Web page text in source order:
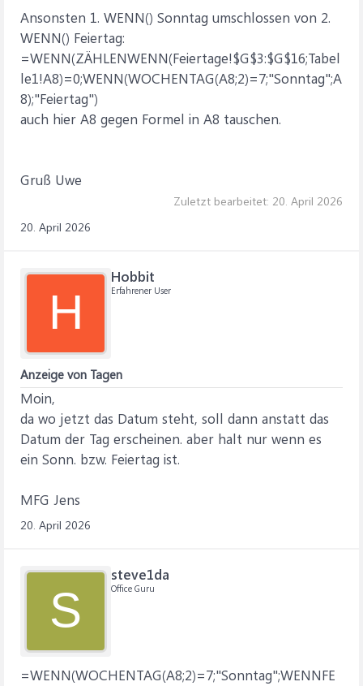
Ansonsten 1. WENN() Sonntag umschlossen von 2.
WENN() Feiertag:
=WENN(ZÄHLENWENN(Feiertage!$G$3:$G$16;Tabel
le1!A8)=0;WENN(WOCHENTAG(A8;2)=7;"Sonntag";A
8);"Feiertag")
auch hier A8 gegen Formel in A8 tauschen.
Gruß Uwe
Zuletzt bearbeitet: 20. April 2026
20. April 2026
H
Hobbit
Erfahrener User
Anzeige von Tagen
Moin,
da wo jetzt das Datum steht, soll dann anstatt das
Datum der Tag erscheinen. aber halt nur wenn es
ein Sonn. bzw. Feiertag ist.
MFG Jens
20. April 2026
S
steve1da
Office Guru
=WENN(WOCHENTAG(A8;2)=7;"Sonntag";WENNFE